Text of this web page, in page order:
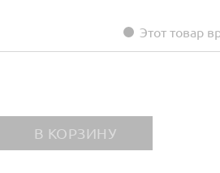
Этот товар